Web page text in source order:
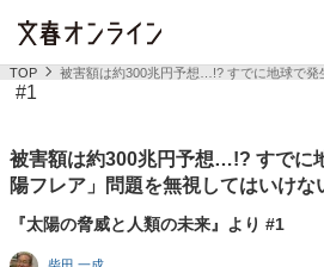
TOP 被害額は約300兆円予想…!? すでに地球で発
#1
被害額は約300兆円予想…!? すでに
陽フレア」問題を無視してはいけな
『太陽の脅威と人類の未来』より #1